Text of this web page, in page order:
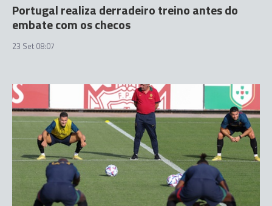
Portugal realiza derradeiro treino antes do
embate com os checos
23 Set 08:07